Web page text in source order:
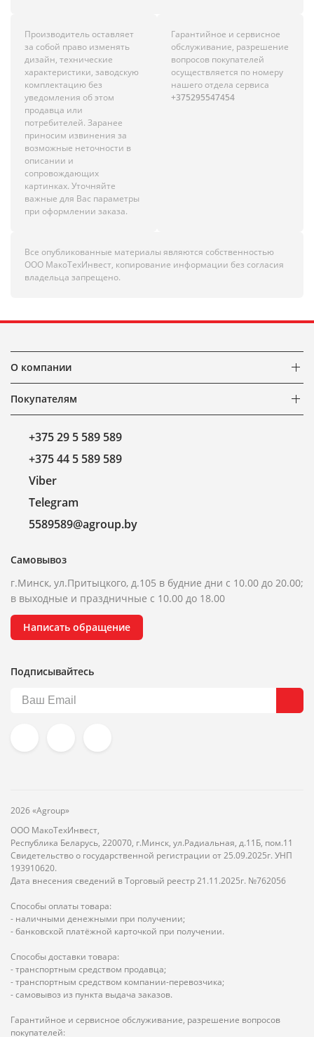
Производитель оставляет
за собой право изменять
дизайн, технические
характеристики, заводскую
комплектацию без
уведомления об этом
продавца или
потребителей. Заранее
приносим извинения за
возможные неточности в
описании и
сопровождающих
картинках. Уточняйте
важные для Вас параметры
при оформлении заказа.
Гарантийное и сервисное
обслуживание, разрешение
вопросов покупателей
осуществляется по номеру
нашего отдела сервиса
+375295547454
Все опубликованные материалы являются собственностью
ООО МакоТехИнвест, копирование информации без согласия
владельца запрещено.
О компании
Покупателям
+375 29 5 589 589
+375 44 5 589 589
Viber
Telegram
5589589@agroup.by
Самовывоз
г.Минск, ул.Притыцкого, д.105 в будние дни с 10.00 до 20.00;
в выходные и праздничные с 10.00 до 18.00
Написать обращение
Подписывайтесь
2026 «Agroup»
ООО МакоТехИнвест,
Республика Беларусь, 220070, г.Минск, ул.Радиальная, д.11Б, пом.11
Свидетельство о государственной регистрации от 25.09.2025г. УНП
193910620.
Дата внесения сведений в Торговый реестр 21.11.2025г. №762056
Способы оплаты товара:
- наличными денежными при получении;
- банковской платёжной карточкой при получении.
Способы доставки товара:
- транспортным средством продавца;
- транспортным средством компании-перевозчика;
- самовывоз из пункта выдача заказов.
Гарантийное и сервисное обслуживание, разрешение вопросов
покупателей: